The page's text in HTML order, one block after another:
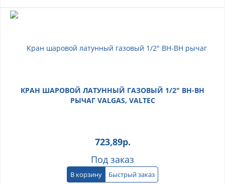
КРАН ШАРОВОЙ ЛАТУННЫЙ ГАЗОВЫЙ 1/2" ВН-ВН
РЫЧАГ VALGAS, VALTEC
723,89р.
Под заказ
В корзину Быстрый заказ